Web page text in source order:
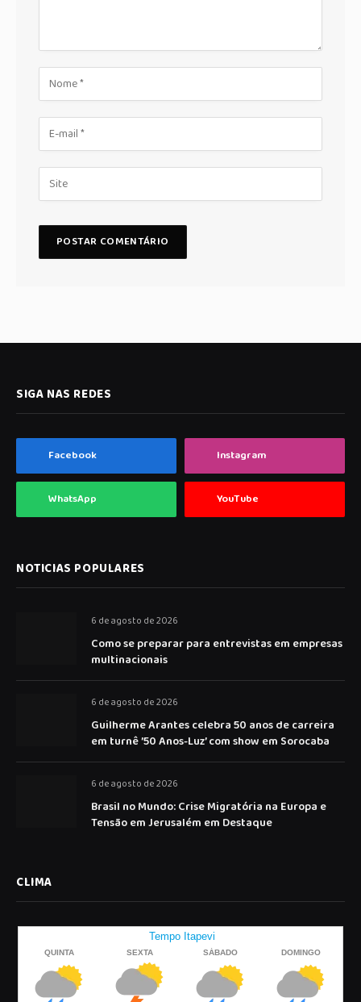
SIGA NAS REDES
Facebook Instagram
WhatsApp YouTube
NOTICIAS POPULARES
6 de agosto de 2026
Como se preparar para entrevistas em empresas
multinacionais
6 de agosto de 2026
Guilherme Arantes celebra 50 anos de carreira
em turnê ’50 Anos-Luz’ com show em Sorocaba
6 de agosto de 2026
Brasil no Mundo: Crise Migratória na Europa e
Tensão em Jerusalém em Destaque
CLIMA